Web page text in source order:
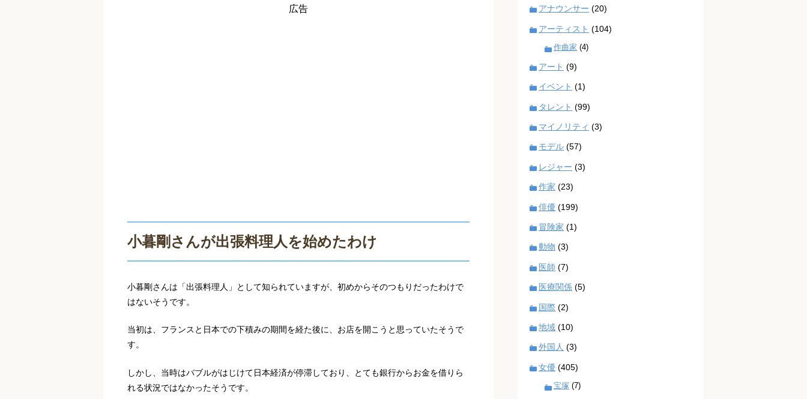
広告
小暮剛さんが出張料理人を始めたわけ
小暮剛さんは「出張料理人」として知られていますが、初めからそのつもりだったわけで
はないそうです。
当初は、フランスと日本での下積みの期間を経た後に、お店を開こうと思っていたそうで
す。
しかし、当時はバブルがはじけて日本経済が停滞しており、とても銀行からお金を借りら
れる状況ではなかったそうです。
アナウンサー (20)
アーティスト (104)
作曲家 (4)
アート (9)
イベント (1)
タレント (99)
マイノリティ (3)
モデル (57)
レジャー (3)
作家 (23)
俳優 (199)
冒険家 (1)
動物 (3)
医師 (7)
医療関係 (5)
国際 (2)
地域 (10)
外国人 (3)
女優 (405)
宝塚 (7)